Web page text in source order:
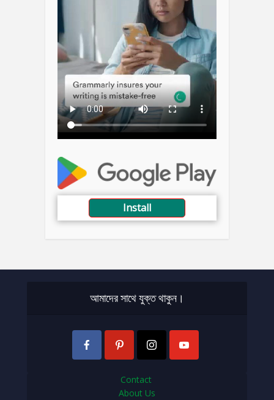
Install
আমাদের সাথে যুক্ত থাকুন।
Contact
About Us